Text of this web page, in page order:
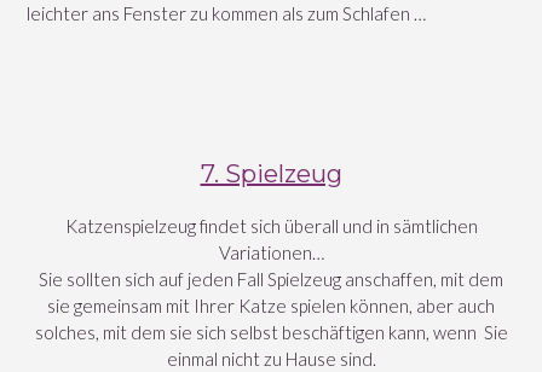
leichter ans Fenster zu kommen als zum Schlafen …
7. Spielzeug
Katzenspielzeug findet sich überall und in sämtlichen
Variationen…
Sie sollten sich auf jeden Fall Spielzeug anschaffen, mit dem
sie gemeinsam mit Ihrer Katze spielen können, aber auch
solches, mit dem sie sich selbst beschäftigen kann, wenn Sie
einmal nicht zu Hause sind.